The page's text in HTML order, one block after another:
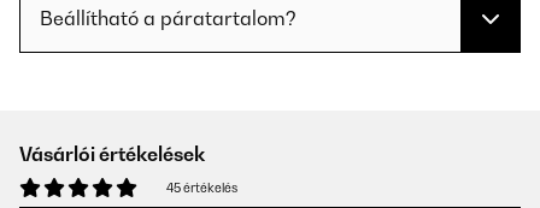
Beállítható a páratartalom?
Vásárlói értékelések
45 értékelés